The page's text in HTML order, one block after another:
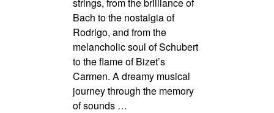
Bach to the nostalgia of
Rodrigo, and from the
melancholic soul of Schubert
to the flame of Bizet’s
Carmen. A dreamy musical
journey through the memory
of sounds …